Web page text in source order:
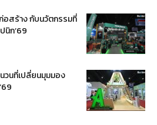
อสร้าง กับนวัตกรรมที่
นิก’69
วนที่เปลี่ยนมุมมอง